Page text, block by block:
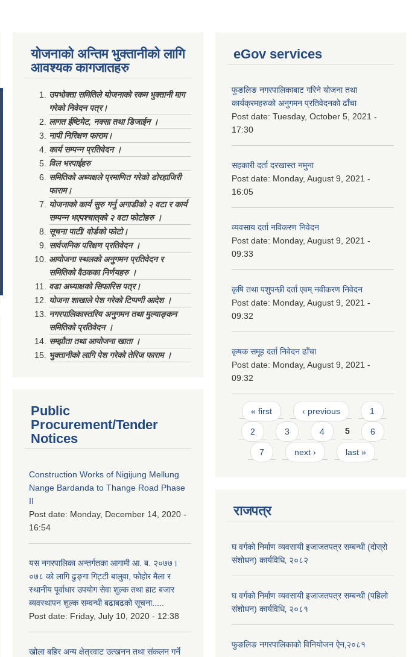
योजनाको अन्तिम भुक्तानीको लागि
आवश्यक कागजातहरु
उपभोक्ता समितिले योजनाको रकम भुक्तानी माग
गरेको निवेदन पत्र।
लागत ईष्टिमेट, नक्सा तथा डिजाईन ।
नापी निरिक्षण फाराम।
कार्य सम्पन्न प्रतिवेदन ।
विल भरपाईहरु
समितिको अध्यक्षले प्रमाणित गरेको डोरहाजिरी
फाराम।
योजनाको कार्य सुरु गर्नु अगाडीको २ वटा र कार्य
सम्पन्न भएपश्चात्‌को २ वटा फोटोहरु ।
सूचना पाटी/ वोर्डको फोटो।
सार्वजनिक परिक्षण प्रतिवेदन ।
आयोजना स्थलको अनुगमन प्रतिवेदन र
समितिको वैठकका निर्णयहरु ।
वडा अध्याक्षको सिफारिस पत्र।
योजना शाखाले पेश गरेको टिप्पणी आदेश ।
नगरपालिकास्तरिय अनुगमन तथा मुल्याङ्कन
समितिको प्रतिवेदन ।
सम्झौता तथा आयोजना खाता ।
भुक्तानीको लागि पेश गरेको तेरिज फाराम ।
Public
Procurement/Tender
Notices
Construction Works of Nigijung Mellung
Nange Bardanda to Thange Road Phase
II
Post date: Monday, December 14, 2020 -
16:54
यस नगरपालिका अन्तर्गतका आगामी आ. ब. २०७७।
०७८ को लागि ढुङ्गा गिट्टी बालुवा, फोहोर मैला र
स्थानीय पूर्वाधार उपयोग सेवा शुल्क तथा हाट बजार
ब्यवस्थापन शुल्क सम्वन्धी बढाबढको सूचना.....
Post date: Friday, July 10, 2020 - 12:38
खोला बहिर अन्य क्षेत्रवाट उत्खनन तथा संकलन गर्ने
eGov services
फुङलिङ नगरपालिकाबाट गरिने योजना तथा
कार्यक्रमहरुको अनुगमन प्रतिवेदनको ढाँचा
Post date: Tuesday, October 5, 2021 -
17:30
सहकारी दर्ता दरखास्त नमुना
Post date: Monday, August 9, 2021 -
16:05
व्यवसाय दर्ता नविकरण निवेदन
Post date: Monday, August 9, 2021 -
09:33
कृषि तथा पशुपन्छी दर्ता एवम् नवीकरण निवेदन
Post date: Monday, August 9, 2021 -
09:32
कृषक समूह दर्ता निवेदन ढाँचा
Post date: Monday, August 9, 2021 -
09:32
Pages
« first ‹ previous 1
2 3 4 5 6
7 next › last »
राजपत्र
घ वर्गको निर्माण व्यवसायी इजाजतपत्र सम्बन्धी (दोस्रो
संशोधन) कार्यविधि‚ २०८२
घ वर्गको निर्माण व्यवसायी इजाजतपत्र सम्बन्धी (पहिलो
संशोधन) कार्यविधि‚ २०८१
फुङलिङ नगरपालिकाको विनियोजन ऐन‚२०८१